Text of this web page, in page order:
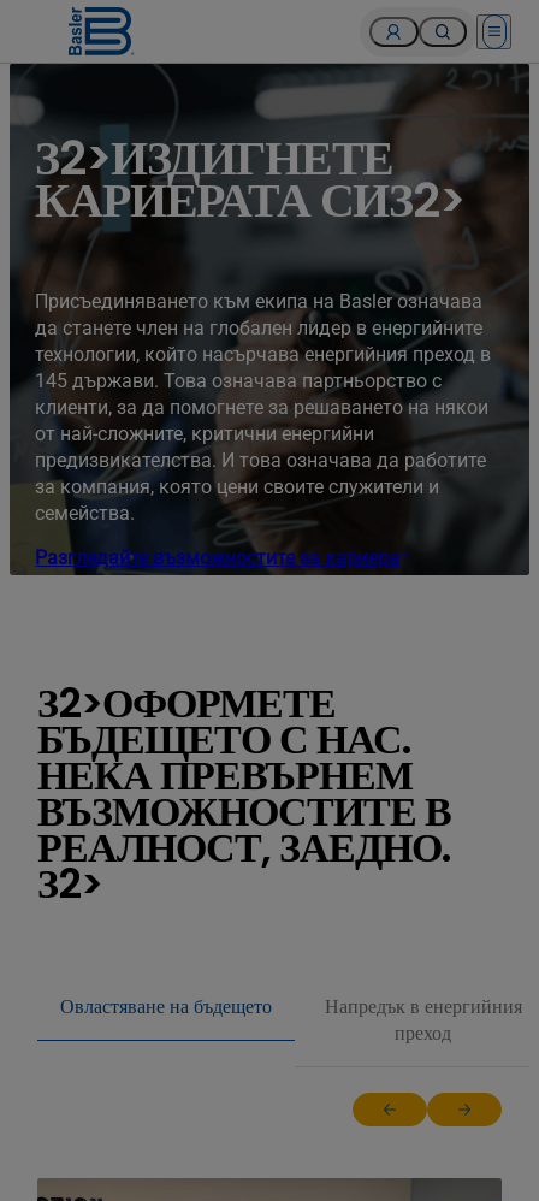
Open
З2>ИЗДИГНЕТЕ
КАРИЕРАТА СИЗ2>
Присъединяването към екипа на Basler означава
да станете член на глобален лидер в енергийните
технологии, който насърчава енергийния преход в
145 държави. Това означава партньорство с
клиенти, за да помогнете за решаването на някои
от най-сложните, критични енергийни
предизвикателства. И това означава да работите
за компания, която цени своите служители и
семейства.
Разгледайте възможностите за кариера
З2>ОФОРМЕТЕ
БЪДЕЩЕТО С НАС.
НЕКА ПРЕВЪРНЕМ
ВЪЗМОЖНОСТИТЕ В
РЕАЛНОСТ, ЗАЕДНО.
З2>
Овластяване на бъдещето
Напредък в енергийния
преход
Return to previous
Jump to